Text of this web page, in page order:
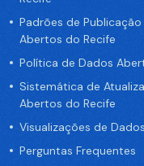
Padrões de
Abertos do Recife
Política de Dados
Sistemática de
Abertos do Recife
Visualizações de Dados
Perguntas Frequentes